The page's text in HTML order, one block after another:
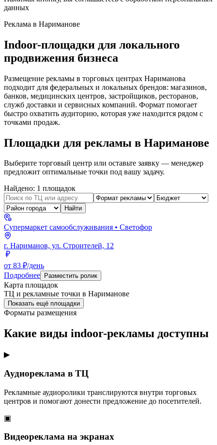
данных
Реклама в Нариманове
Indoor-площадки для локального
продвижения бизнеса
Размещение рекламы в торговых центрах Нариманова
подходит для федеральных и локальных брендов: магазинов,
банков, медицинских центров, застройщиков, ресторанов,
служб доставки и сервисных компаний. Формат помогает
быстро охватить аудиторию, которая уже находится рядом с
точками продаж.
Площадки для рекламы в Нариманове
Выберите торговый центр или оставьте заявку — менеджер
предложит оптимальные точки под вашу задачу.
Найдено: 1 площадок
Найти
Супермаркет самообслуживания • Светофор
г. Нариманов, ул. Строителей, 12
от 83 ₽/день
Подробнее
Разместить ролик
Карта площадок
ТЦ и рекламные точки в Нариманове
Показать ещё площадки
Форматы размещения
Какие виды indoor-рекламы доступны
▶
Аудиореклама в ТЦ
Рекламные аудиоролики транслируются внутри торговых
центров и помогают донести предложение до посетителей.
▣
Видеореклама на экранах